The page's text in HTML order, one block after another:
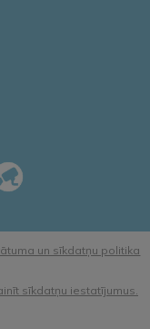
un sīkdatņu politika
sīkdatņu iestatījumus.